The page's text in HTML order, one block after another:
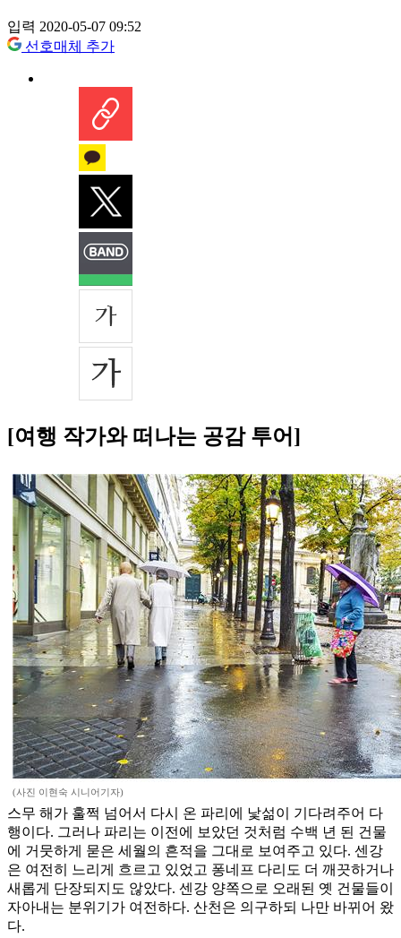
입력 2020-05-07 09:52
선호매체 추가
[여행 작가와 떠나는 공감 투어]
(사진 이현숙 시니어기자)
스무 해가 훌쩍 넘어서 다시 온 파리에 낯섦이 기다려주어 다
행이다. 그러나 파리는 이전에 보았던 것처럼 수백 년 된 건물
에 거뭇하게 묻은 세월의 흔적을 그대로 보여주고 있다. 센강
은 여전히 느리게 흐르고 있었고 퐁네프 다리도 더 깨끗하거나
새롭게 단장되지도 않았다. 센강 양쪽으로 오래된 옛 건물들이
자아내는 분위기가 여전하다. 산천은 의구하되 나만 바뀌어 왔
다.